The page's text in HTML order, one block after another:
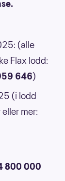
(alle
Flax lodd:
646)
(i lodd
mer:
800 000